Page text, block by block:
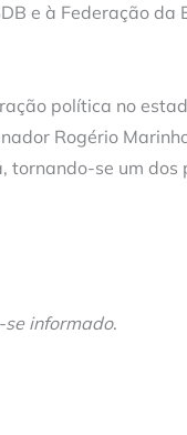
e à Federação da
política no
Rogério
tornando-se um dos
informado.